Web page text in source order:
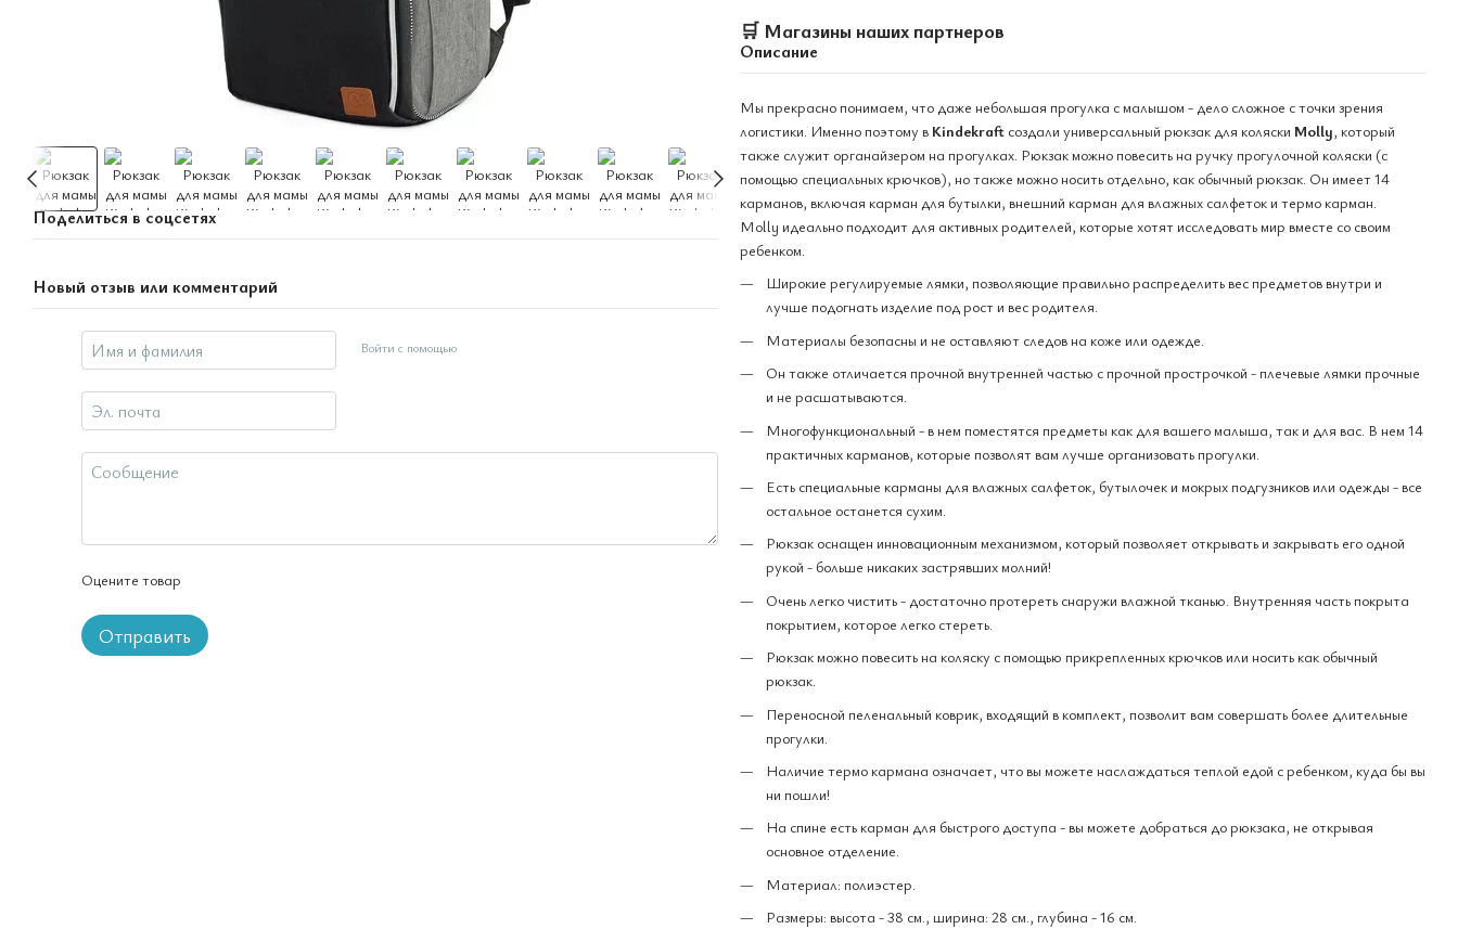
Поделиться в соцсетях
Новый отзыв или комментарий
Войти с помощью
Оцените товар
Отправить
🛒 Магазины наших партнеров
Описание
Мы прекрасно понимаем, что даже небольшая прогулка с малышом - дело сложное с точки зрения
логистики. Именно поэтому в Kindekraft создали универсальный рюкзак для коляски Molly, который
также служит органайзером на прогулках. Рюкзак можно повесить на ручку прогулочной коляски (с
помощью специальных крючков), но также можно носить отдельно, как обычный рюкзак. Он имеет 14
карманов, включая карман для бутылки, внешний карман для влажных салфеток и термо карман.
Molly идеально подходит для активных родителей, которые хотят исследовать мир вместе со своим
ребенком.
Широкие регулируемые лямки, позволяющие правильно распределить вес предметов внутри и
лучше подогнать изделие под рост и вес родителя.
Материалы безопасны и не оставляют следов на коже или одежде.
Он также отличается прочной внутренней частью с прочной прострочкой - плечевые лямки прочные
и не расшатываются.
Многофункциональный - в нем поместятся предметы как для вашего малыша, так и для вас. В нем 14
практичных карманов, которые позволят вам лучше организовать прогулки.
Есть специальные карманы для влажных салфеток, бутылочек и мокрых подгузников или одежды - все
остальное останется сухим.
Рюкзак оснащен инновационным механизмом, который позволяет открывать и закрывать его одной
рукой - больше никаких застрявших молний!
Очень легко чистить - достаточно протереть снаружи влажной тканью. Внутренняя часть покрыта
покрытием, которое легко стереть.
Рюкзак можно повесить на коляску с помощью прикрепленных крючков или носить как обычный
рюкзак.
Переносной пеленальный коврик, входящий в комплект, позволит вам совершать более длительные
прогулки.
Наличие термо кармана означает, что вы можете наслаждаться теплой едой с ребенком, куда бы вы
ни пошли!
На спине есть карман для быстрого доступа - вы можете добраться до рюкзака, не открывая
основное отделение.
Материал: полиэстер.
Размеры: высота - 38 см., ширина: 28 см., глубина - 16 см.